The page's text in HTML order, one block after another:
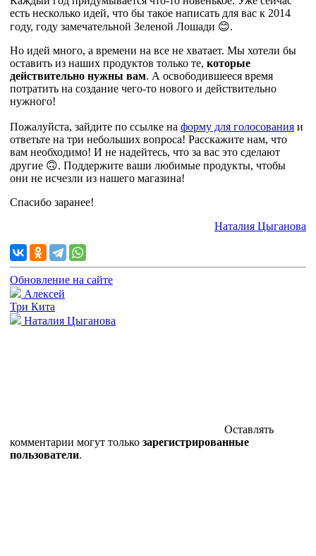
есть несколько идей, что бы такое написать для вас к 2014
году, году замечательной Зеленой Лошади 😊.
Но идей много, а времени на все не хватает. Мы хотели бы
оставить из наших продуктов только те, которые
действительно нужны вам. А освободившееся время
потратить на создание чего-то нового и действительно
нужного!
Пожалуйста, зайдите по ссылке на форму для голосования и
ответьте на три небольших вопроса! Расскажите нам, что
вам необходимо! И не надейтесь, что за вас это сделают
другие 🙃. Поддержите ваши любимые продукты, чтобы
они не исчезли из нашего магазина!
Спасибо заранее!
Наталия Цыганова
Обновление на сайте
Алексей
Три Кита
Наталия Цыганова
Оставлять
комментарии могут только зарегистрированные
пользователи.